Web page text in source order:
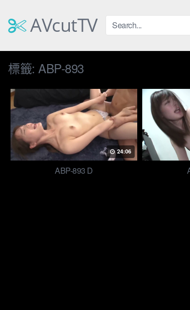
contentAVcutTV
標籤: ABP-893
24:06
ABP-893 D